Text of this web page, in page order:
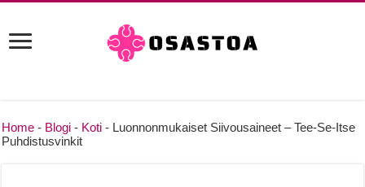
Home - Blogi - Koti - Luonnonmukaiset Siivousaineet – Tee-Se-Itse
Puhdistusvinkit